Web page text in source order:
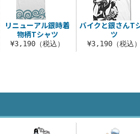
リニューアル銀時着
物柄Tシャツ
¥3,190（税込）
バイクと銀さんT
ツ
¥3,190（税込